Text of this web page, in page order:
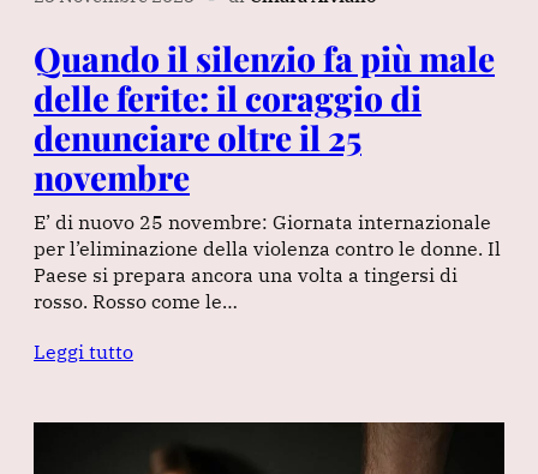
Quando il silenzio fa più male
delle ferite: il coraggio di
denunciare oltre il 25
novembre
E’ di nuovo 25 novembre: Giornata internazionale
per l’eliminazione della violenza contro le donne. Il
Paese si prepara ancora una volta a tingersi di
rosso. Rosso come le…
Leggi tutto